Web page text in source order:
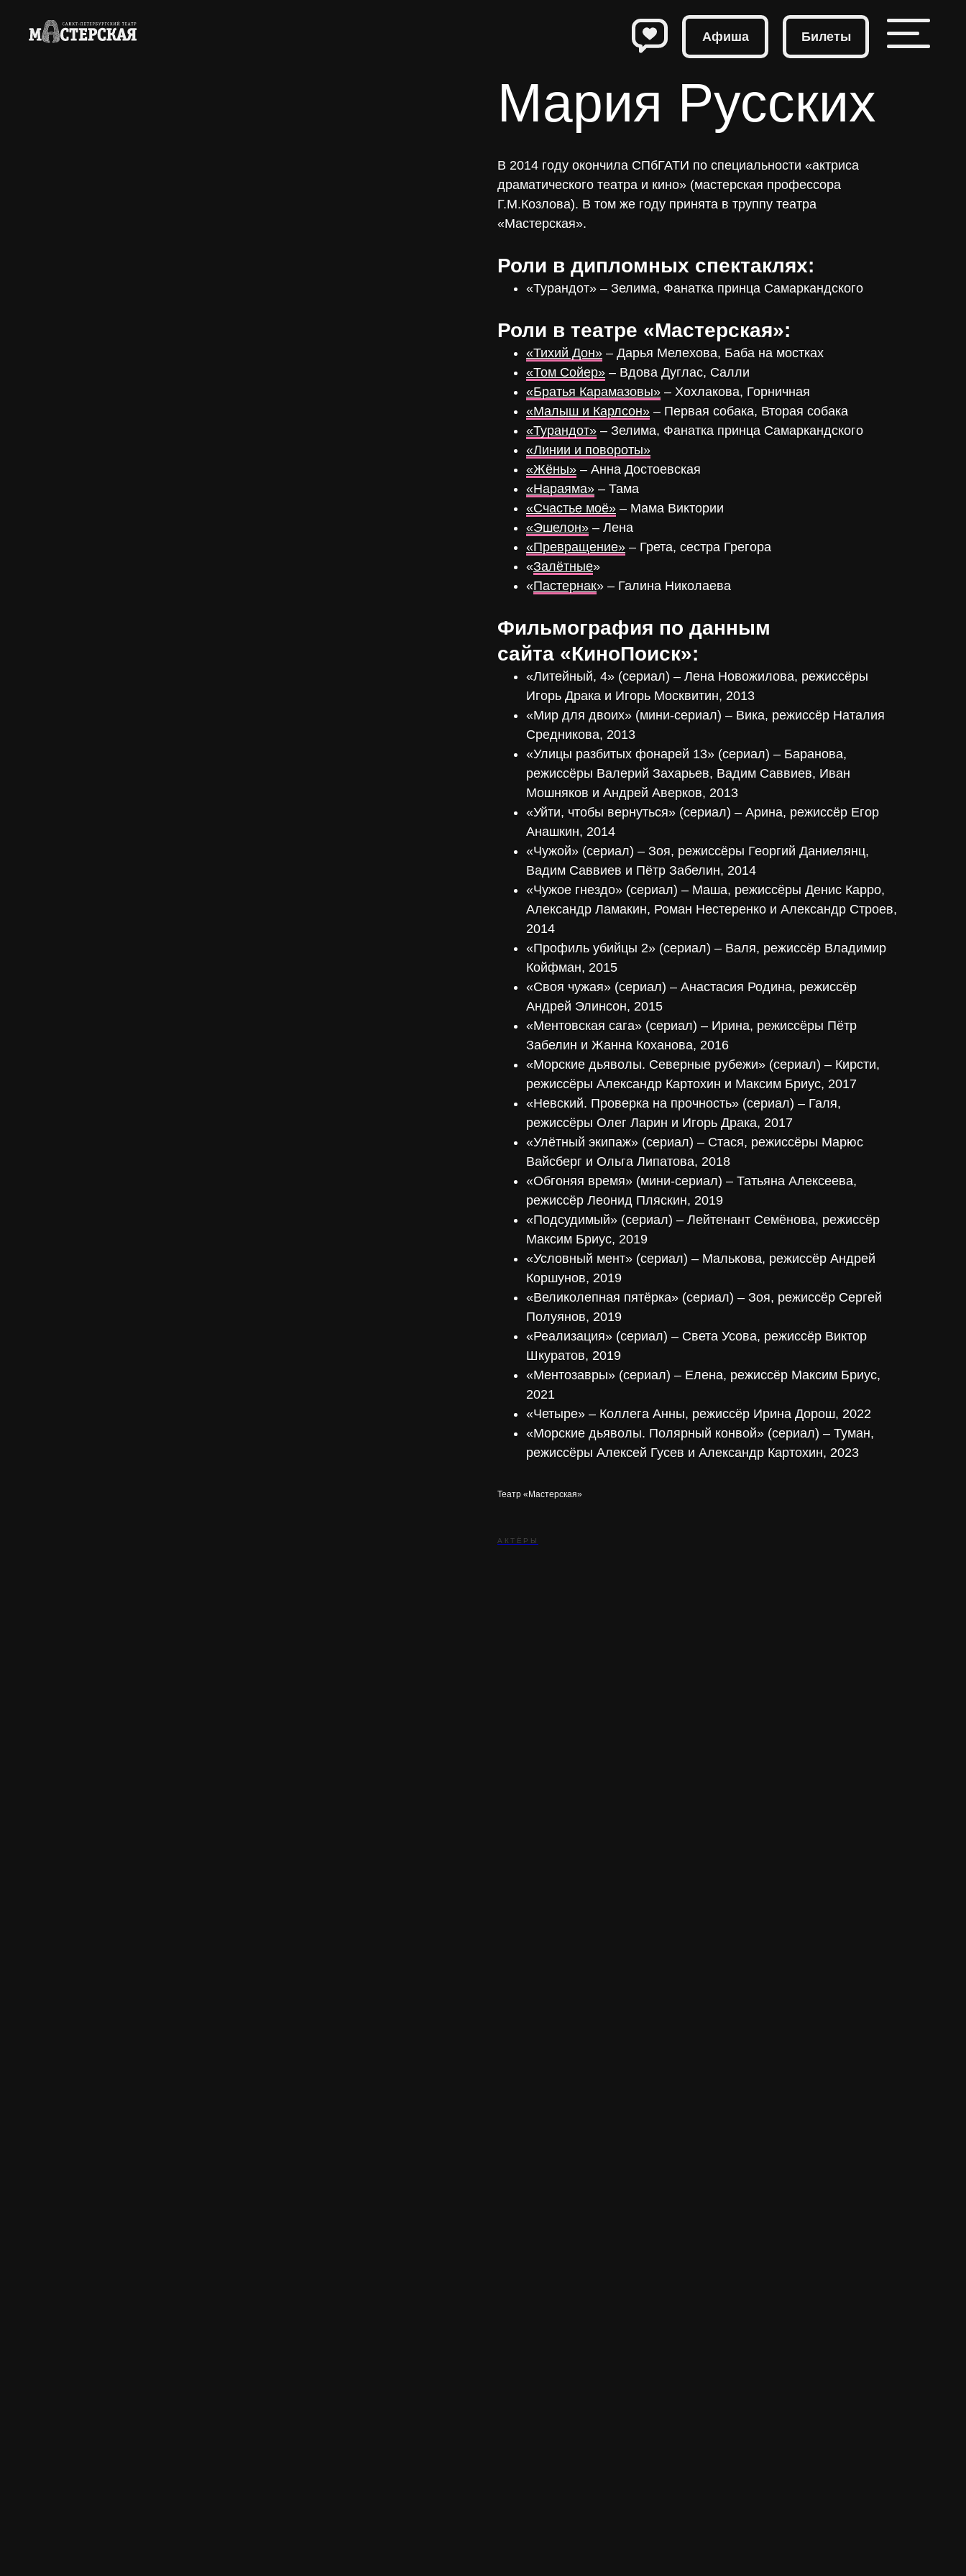
Билеты
Афиша
Мария Русских
В 2014 году окончила СПбГАТИ по специальности «актриса
драматического театра и кино» (мастерская профессора
Г.М.Козлова). В том же году принята в труппу театра
«Мастерская».
Роли в дипломных спектаклях:
«Турандот» – Зелима, Фанатка принца Самаркандского
Роли в театре «Мастерская»:
«Тихий Дон» – Дарья Мелехова, Баба на мостках
«Том Сойер» – Вдова Дуглас, Салли
«Братья Карамазовы» – Хохлакова, Горничная
«Малыш и Карлсон» – Первая собака, Вторая собака
«Турандот» – Зелима, Фанатка принца Самаркандского
«Линии и повороты»
«Жёны» – Анна Достоевская
«Нараяма» – Тама
«Счастье моё» – Мама Виктории
«Эшелон» – Лена
«Превращение» – Грета, сестра Грегора
«Залётные»
«Пастернак» – Галина Николаева
Фильмография по данным
сайта «КиноПоиск»:
«Литейный, 4» (сериал) – Лена Новожилова, режиссёры
Игорь Драка и Игорь Москвитин, 2013
«Мир для двоих» (мини-сериал) – Вика, режиссёр Наталия
Средникова, 2013
«Улицы разбитых фонарей 13» (сериал) – Баранова,
режиссёры Валерий Захарьев, Вадим Саввиев, Иван
Мошняков и Андрей Аверков, 2013
«Уйти, чтобы вернуться» (сериал) – Арина, режиссёр Егор
Анашкин, 2014
«Чужой» (сериал) – Зоя, режиссёры Георгий Даниелянц,
Вадим Саввиев и Пётр Забелин, 2014
«Чужое гнездо» (сериал) – Маша, режиссёры Денис Карро,
Александр Ламакин, Роман Нестеренко и Александр Строев,
2014
«Профиль убийцы 2» (сериал) – Валя, режиссёр Владимир
Койфман, 2015
«Своя чужая» (сериал) – Анастасия Родина, режиссёр
Андрей Элинсон, 2015
«Ментовская сага» (сериал) – Ирина, режиссёры Пётр
Забелин и Жанна Коханова, 2016
«Морские дьяволы. Северные рубежи» (сериал) – Кирсти,
режиссёры Александр Картохин и Максим Бриус, 2017
«Невский. Проверка на прочность» (сериал) – Галя,
режиссёры Олег Ларин и Игорь Драка, 2017
«Улётный экипаж» (сериал) – Стася, режиссёры Марюс
Вайсберг и Ольга Липатова, 2018
«Обгоняя время» (мини-сериал) – Татьяна Алексеева,
режиссёр Леонид Пляскин, 2019
«Подсудимый» (сериал) – Лейтенант Семёнова, режиссёр
Максим Бриус, 2019
«Условный мент» (сериал) – Малькова, режиссёр Андрей
Коршунов, 2019
«Великолепная пятёрка» (сериал) – Зоя, режиссёр Сергей
Полуянов, 2019
«Реализация» (сериал) – Света Усова, режиссёр Виктор
Шкуратов, 2019
«Ментозавры» (сериал) – Елена, режиссёр Максим Бриус,
2021
«Четыре» – Коллега Анны, режиссёр Ирина Дорош, 2022
«Морские дьяволы. Полярный конвой» (сериал) – Туман,
режиссёры Алексей Гусев и Александр Картохин, 2023
Театр «Мастерская»
АКТЁРЫ